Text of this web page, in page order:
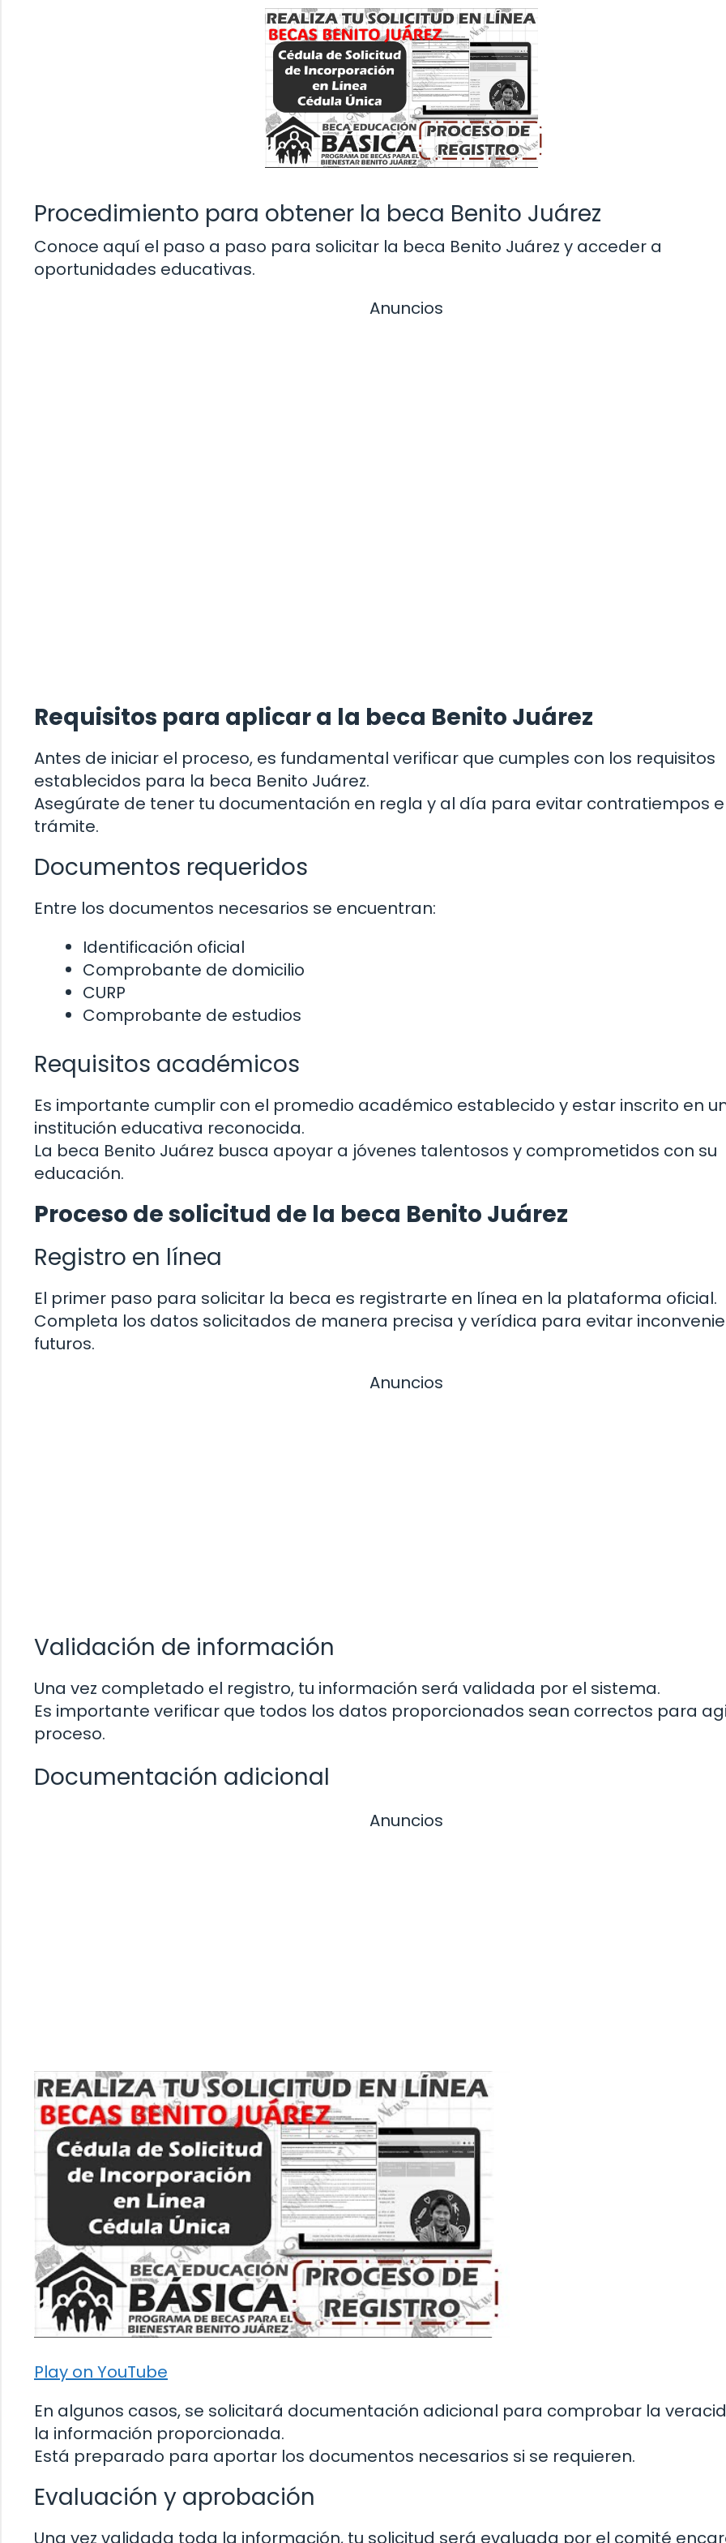
Procedimiento para obtener la beca Benito Juárez
Conoce aquí el paso a paso para solicitar la beca Benito Juárez y acceder a
oportunidades educativas.
Anuncios
Requisitos para aplicar a la beca Benito Juárez
Antes de iniciar el proceso, es fundamental verificar que cumples con los requisitos
establecidos para la beca Benito Juárez.
Asegúrate de tener tu documentación en regla y al día para evitar contratiempos
trámite.
Documentos requeridos
Entre los documentos necesarios se encuentran:
Identificación oficial
Comprobante de domicilio
CURP
Comprobante de estudios
Requisitos académicos
Es importante cumplir con el promedio académico establecido y estar inscrito en
institución educativa reconocida.
La beca Benito Juárez busca apoyar a jóvenes talentosos y comprometidos con su
educación.
Proceso de solicitud de la beca Benito Juárez
Registro en línea
El primer paso para solicitar la beca es registrarte en línea en la plataforma oficial.
Completa los datos solicitados de manera precisa y verídica para evitar
futuros.
Anuncios
Validación de información
Una vez completado el registro, tu información será validada por el sistema.
Es importante verificar que todos los datos proporcionados sean correctos para
proceso.
Documentación adicional
Anuncios
Play on YouTube
En algunos casos, se solicitará documentación adicional para comprobar la
la información proporcionada.
Está preparado para aportar los documentos necesarios si se requieren.
Evaluación y aprobación
Una vez validada toda la información, tu solicitud será evaluada por el comité